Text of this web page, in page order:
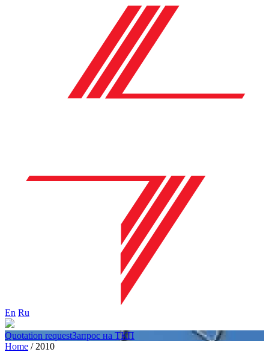
En Ru
Quotation requestЗапрос на ТКП
Home / 2010